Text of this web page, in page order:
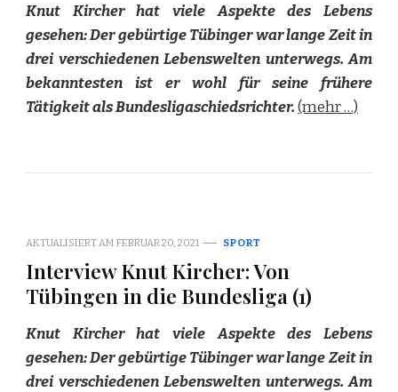
Knut Kircher hat viele Aspekte des Lebens
gesehen: Der gebürtige Tübinger war lange Zeit in
drei verschiedenen Lebenswelten unterwegs. Am
bekanntesten ist er wohl für seine frühere
Tätigkeit als Bundesligaschiedsrichter.(mehr …)
AKTUALISIERT AM FEBRUAR 20, 2021 SPORT
Interview Knut Kircher: Von
Tübingen in die Bundesliga (1)
Knut Kircher hat viele Aspekte des Lebens
gesehen: Der gebürtige Tübinger war lange Zeit in
drei verschiedenen Lebenswelten unterwegs. Am